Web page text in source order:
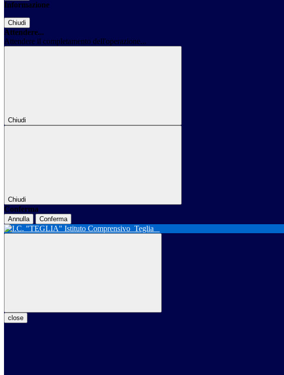
Informazione
Chiudi
Attendere...
Attendere il completamento dell'operazione...
Chiudi
Chiudi
Conferma
Annulla Conferma
Istituto Comprensivo Teglia
close